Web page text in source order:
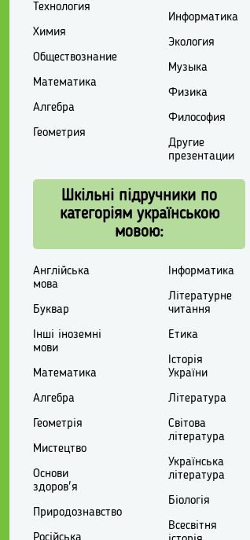
Технология
Химия
Обществознание
Математика
Алгебра
Геометрия
Информатика
Экология
Музыка
Физика
Философия
Другие
презентации
Шкільні підручники по
категоріям українською
мовою:
Англійська
мова
Буквар
Інші іноземні
мови
Математика
Алгебра
Геометрія
Мистецтво
Основи
здоров'я
Природознавство
Інформатика
Літературне
читання
Етика
Історія
України
Література
Світова
література
Українська
література
Біологія
Всесвітня